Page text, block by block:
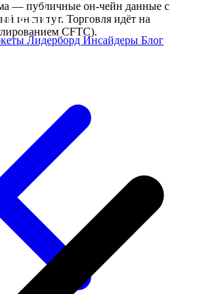
Лидерборд Инсайдеры Блог
— публичные он-чейн данные с
институт. Торговля идёт на
CFTC).